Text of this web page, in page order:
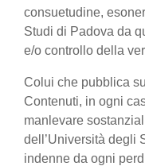
consuetudine,
Studi di Padova da
e/o controllo della
Colui che pubblica
Contenuti, in ogni
manlevare
dell’Università degli
indenne da ogni